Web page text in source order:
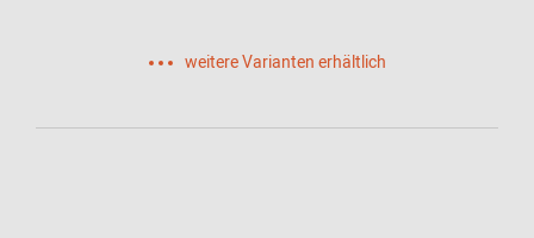
weitere Varianten erhältlich